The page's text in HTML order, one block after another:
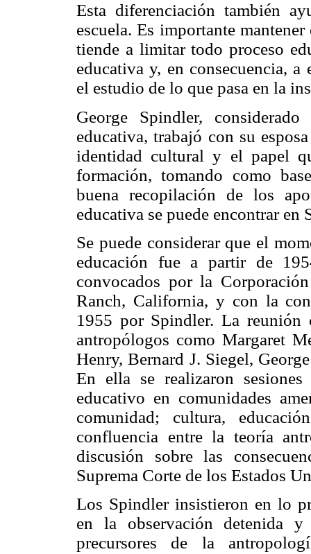
Esta diferenciación también
escuela. Es importante
tiende a limitar todo proceso
educativa y, en consecuencia,
el estudio de lo que pasa en la
George Spindler,
educativa, trabajó con su
identidad cultural y el papel
formación, tomando como
buena recopilación de los
educativa se puede encontrar
Se puede considerar que el
educación fue a partir de
convocados por la
Ranch, California, y con la
1955 por Spindler. La reunión
antropólogos como Margaret
Henry, Bernard J. Siegel,
En ella se realizaron
educativo en comunidades
comunidad; cultura,
confluencia entre la teoría
discusión sobre las
Suprema Corte de los Estados
Los Spindler insistieron en lo
en la observación detenida y
precursores de la